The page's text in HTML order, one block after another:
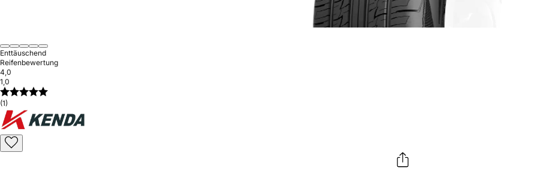
Enttäuschend
Reifenbewertung
4,0
1,0
(1)